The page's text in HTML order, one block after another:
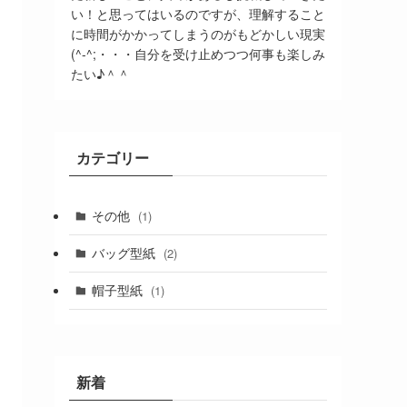
い！と思ってはいるのですが、理解すること
に時間がかかってしまうのがもどかしい現実
(^-^;・・・自分を受け止めつつ何事も楽しみ
たい♪＾＾
カテゴリー
その他 (1)
バッグ型紙 (2)
帽子型紙 (1)
新着